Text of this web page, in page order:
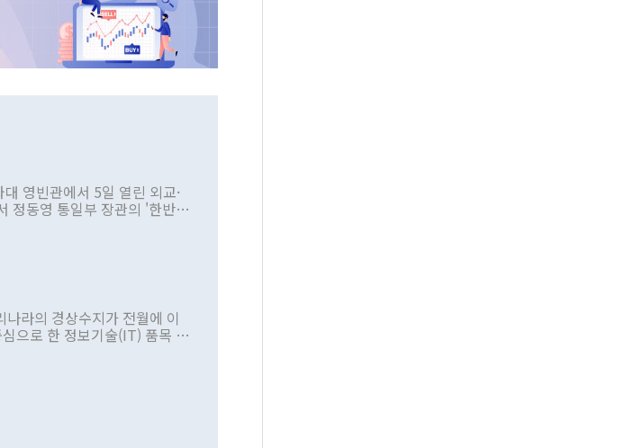
영빈관에서 5일 열린 외교·
정동영 통일부 장관의 '한반도
을 정책으로 추진하겠다고 공
판을 내놨다. 그동안 정 장
여러 번 있지만 대통령과 유
명한 것은 이례적이다. 정 장
다는 목소리도 높아지고 있
라의 경상수지가 전월에 이
으로 한 정보기술(IT) 품목 수